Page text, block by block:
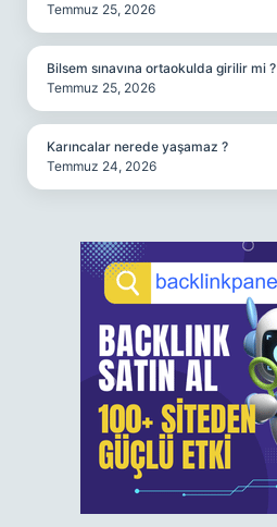
Temmuz 25, 2026
Bilsem sınavına ortaokulda girilir mi ?
Temmuz 25, 2026
Karıncalar nerede yaşamaz ?
Temmuz 24, 2026